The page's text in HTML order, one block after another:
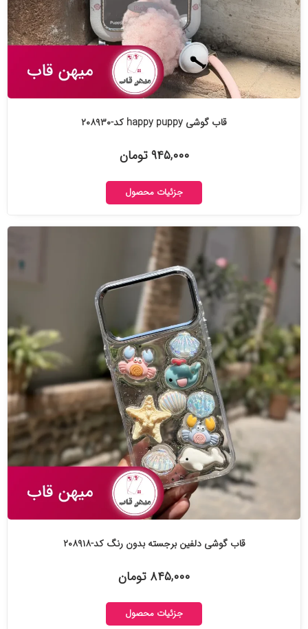
قاب گوشی happy puppy کد-۲۰۸۹۳۰
۹۴۵,۰۰۰ تومان
جزئیات محصول
قاب گوشی دلفین برجسته بدون رنگ کد-۲۰۸۹۱۸
۸۴۵,۰۰۰ تومان
جزئیات محصول